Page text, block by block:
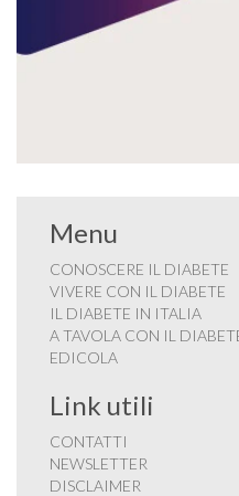
Menu
CONOSCERE IL DIABETE
VIVERE CON IL DIABETE
IL DIABETE IN ITALIA
A TAVOLA CON IL
EDICOLA
Link utili
CONTATTI
NEWSLETTER
DISCLAIMER